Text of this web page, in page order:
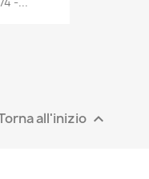
all'inizio 